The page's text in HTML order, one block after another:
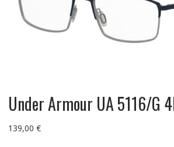
Under Armour UA 5116/G
139,00 €